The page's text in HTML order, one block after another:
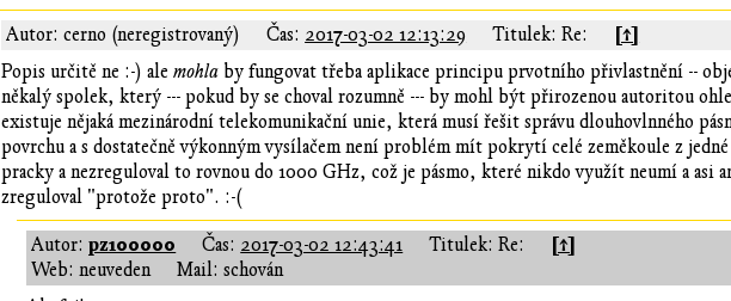
Autor: cerno (neregistrovaný) Čas: 2017-03-02 12:13:29 Titulek: Re: [↑]
Popis určitě ne :-) alemohla by fungovat třeba aplikace principu prvotního přivlastnění --
někalý spolek, který --- pokud by se choval rozumně --- by mohl být přirozenou autoritou
existuje nějaká mezinárodní telekomunikační unie, která musí řešit správu dlouhovlnného
povrchu a s dostatečně výkonným vysílačem není problém mít pokrytí celé zeměkoule z
pracky a nezreguloval to rovnou do 1000 GHz, což je pásmo, které nikdo využít neumí a asi
zreguloval "protože proto". :-(
Autor:pz100000 Čas: 2017-03-02 12:43:41 Titulek: Re: [↑]
Web: neuveden
Mail: schován